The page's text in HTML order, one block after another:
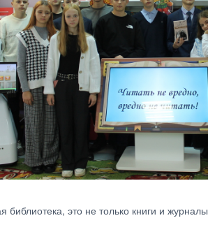
библиотека, это не только книги и